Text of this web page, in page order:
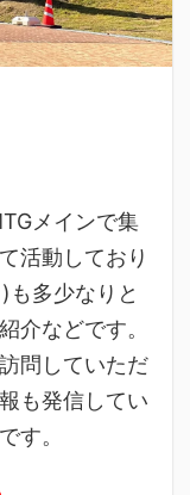
メインで集
活動しており
も多少なりと
介などです。
問していただ
も発信してい
す。